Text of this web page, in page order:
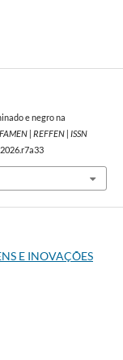
e negro na
| REFFEN | ISSN
E INOVAÇÕES